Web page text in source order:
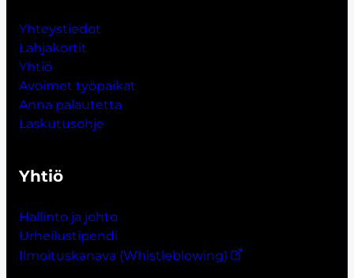
Yhteystiedot
Lahjakortit
Yhtiö
Avoimet työpaikat
Anna palautetta
Laskutusohje
Yhtiö
Hallinto ja johto
Urheilustipendi
Ilmoituskanava (Whistleblowing)